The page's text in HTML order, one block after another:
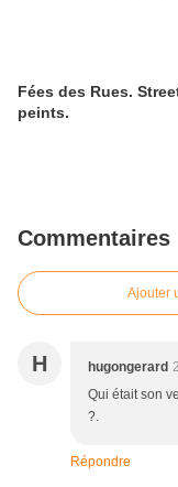
Fées des Rues.
peints.
Commentaires
Ajouter
H hugongerard
Qui était son
?.
Répondre